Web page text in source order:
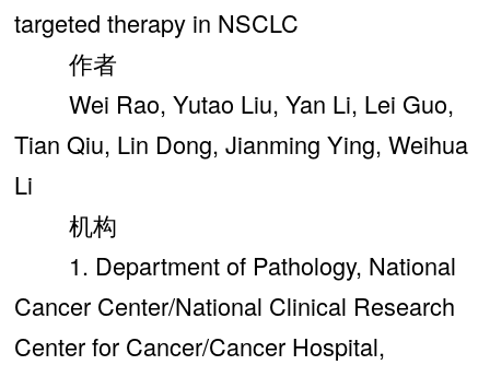
targeted therapy in NSCLC
作者
Wei Rao, Yutao Liu, Yan Li, Lei Guo,
Tian Qiu, Lin Dong, Jianming Ying, Weihua
Li
机构
1. Department of Pathology, National
Cancer Center/National Clinical Research
Center for Cancer/Cancer Hospital,